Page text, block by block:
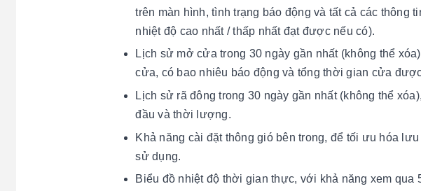
trên màn hình, tình trạng báo động và tất cả các thông
nhiệt độ cao nhất / thấp nhất đạt được nếu có).
Lịch sử mở cửa trong 30 ngày gần nhất (không thể
cửa, có bao nhiêu báo động và tổng thời gian cửa
Lịch sử rã đông trong 30 ngày gần nhất (không thể
đầu và thời lượng.
Khả năng cài đặt thông gió bên trong, để tối ưu hóa
sử dụng.
Biểu đồ nhiệt độ thời gian thực, với khả năng xem